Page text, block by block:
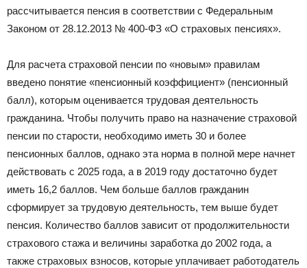
рассчитывается пенсия в соответствии с Федеральным
Законом от 28.12.2013 № 400-ФЗ «О страховых пенсиях».
Для расчета страховой пенсии по «новым» правилам
введено понятие «пенсионный коэффициент» (пенсионный
балл), которым оценивается трудовая деятельность
гражданина. Чтобы получить право на назначение страховой
пенсии по старости, необходимо иметь 30 и более
пенсионных баллов, однако эта норма в полной мере начнет
действовать с 2025 года, а в 2019 году достаточно будет
иметь 16,2 баллов. Чем больше баллов гражданин
сформирует за трудовую деятельность, тем выше будет
пенсия. Количество баллов зависит от продолжительности
страхового стажа и величины заработка до 2002 года, а
также страховых взносов, которые уплачивает работодатель